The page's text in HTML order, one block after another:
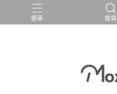
選單 搜尋